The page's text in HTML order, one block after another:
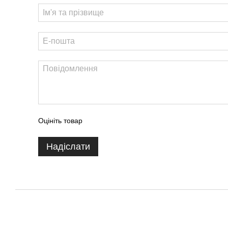
Оцініть товар
Надіслати